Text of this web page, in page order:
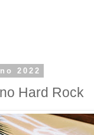
2022
Hard Rock